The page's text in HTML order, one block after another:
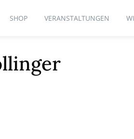
SHOP VERANSTALTUNGEN